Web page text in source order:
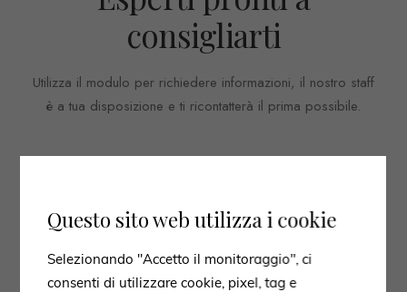
consigliarti
Utilizza il modulo per richiedere informazioni, il nostro staff
è a tua disposizione e ti ricontatterà il prima possibile.
Questo sito web utilizza i cookie
Selezionando "Accetto il monitoraggio", ci
consenti di utilizzare cookie, pixel, tag e